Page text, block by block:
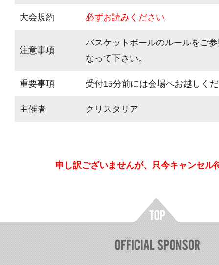
大会規約 必ずお読みください
注意事項
バスケットボールのルールをご
なって下さい。
重要事項 受付15分前には会場へお越しく
主催者 クリスタリア
申し訳ございませんが、只今キャンセル